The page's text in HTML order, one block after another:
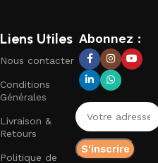
Liens Utiles
Nous contacter
Conditions
Générales
Livraison &
Retours
Politique de
Abonnez :